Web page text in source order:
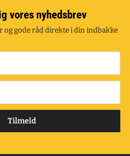
vores nyhedsbrev
og gode råd direkte i din indbakke
Tilmeld